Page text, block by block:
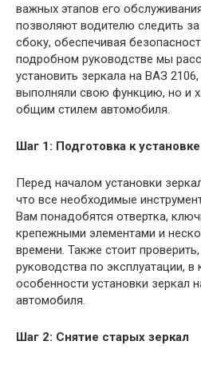
важных этапов его
позволяют водителю следить
сбоку, обеспечивая
подробном руководстве мы
установить зеркала на ВАЗ
выполняли свою функцию, но и
общим стилем автомобиля.
Шаг 1: Подготовка к установке
Перед началом установки
что все необходимые
Вам понадобятся отвертка,
крепежными элементами и
времени. Также стоит
руководства по эксплуатации,
особенности установки зеркал
автомобиля.
Шаг 2: Снятие старых зеркал